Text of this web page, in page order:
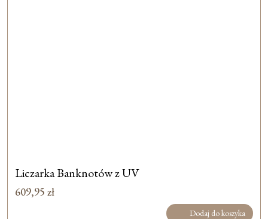
Liczarka Banknotów z UV
609,95 zł
Dodaj do koszyka